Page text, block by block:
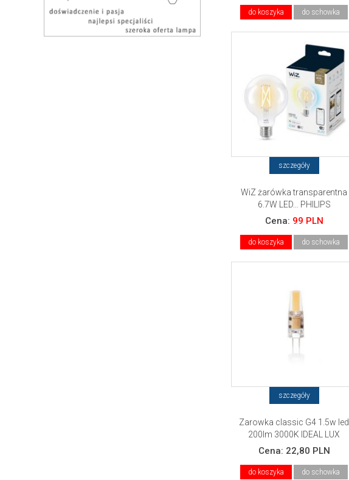
do koszyka do schowka
szczegóły
WiZ żarówka transparentna
6.7W LED... PHILIPS
Cena: 99 PLN
do koszyka do schowka
szczegóły
Zarowka classic G4 1.5w led
200lm 3000K IDEAL LUX
Cena: 22,80 PLN
do koszyka do schowka